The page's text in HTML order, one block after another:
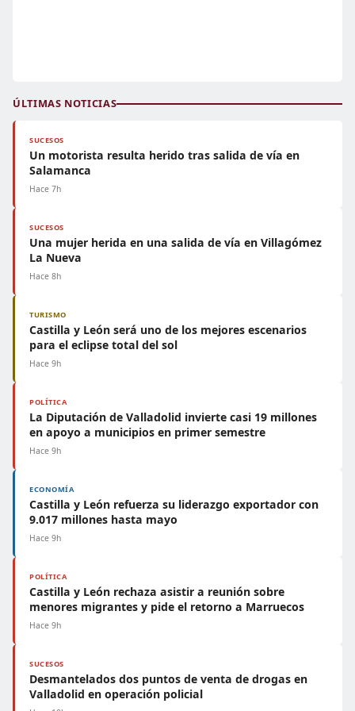
ÚLTIMAS NOTICIAS
SUCESOS
Un motorista resulta herido tras salida de vía en
Salamanca
Hace 7h
SUCESOS
Una mujer herida en una salida de vía en Villagómez
La Nueva
Hace 8h
TURISMO
Castilla y León será uno de los mejores escenarios
para el eclipse total del sol
Hace 9h
POLÍTICA
La Diputación de Valladolid invierte casi 19 millones
en apoyo a municipios en primer semestre
Hace 9h
ECONOMÍA
Castilla y León refuerza su liderazgo exportador con
9.017 millones hasta mayo
Hace 9h
POLÍTICA
Castilla y León rechaza asistir a reunión sobre
menores migrantes y pide el retorno a Marruecos
Hace 9h
SUCESOS
Desmantelados dos puntos de venta de drogas en
Valladolid en operación policial